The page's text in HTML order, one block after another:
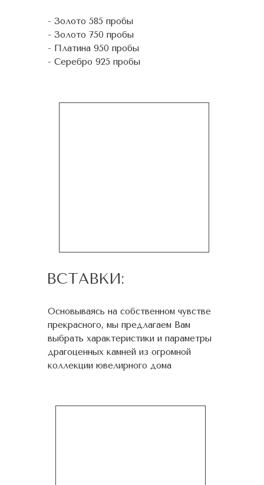
- Золото 585 пробы
- Золото 750 пробы
- Платина 950 пробы
- Серебро 925 пробы
ВСТАВКИ:
Основываясь на собственном чувстве
прекрасного, мы предлагаем Вам
выбрать характеристики и параметры
драгоценных камней из огромной
коллекции ювелирного дома